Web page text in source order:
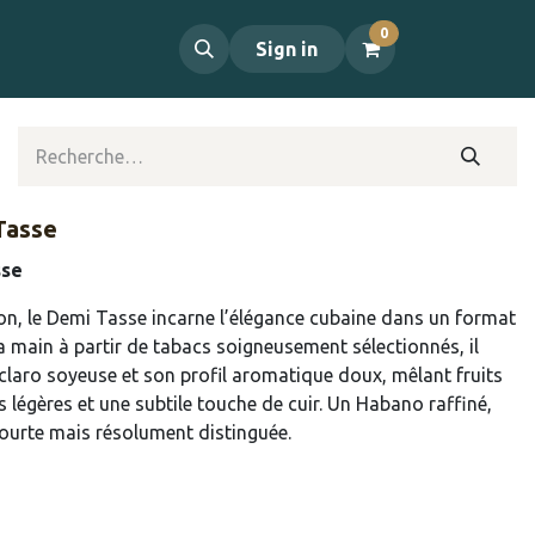
Sign in
0
le Demi Tasse incarne l’élégance cubaine dans un format
main à partir de tabacs soigneusement sélectionnés, il
soyeuse et son profil aromatique doux, mêlant fruits
légères et une subtile touche de cuir. Un Habano raffiné,
mais résolument distinguée.